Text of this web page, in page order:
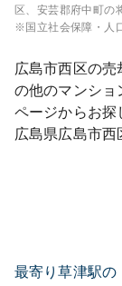
区、安芸郡府中町の
※国立社会保障・人
広島市西区の売
の他のマンショ
ページからお探
広島県広島市西
最寄り草津駅の